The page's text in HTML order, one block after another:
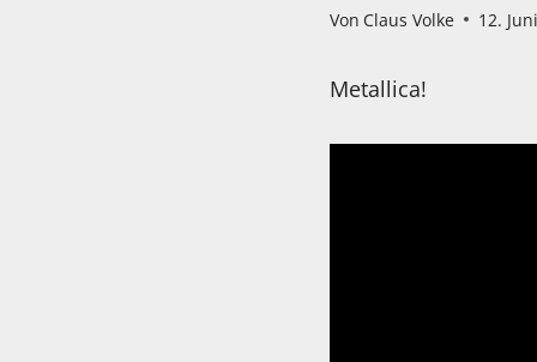
Von Claus Volke 12.
Metallica!